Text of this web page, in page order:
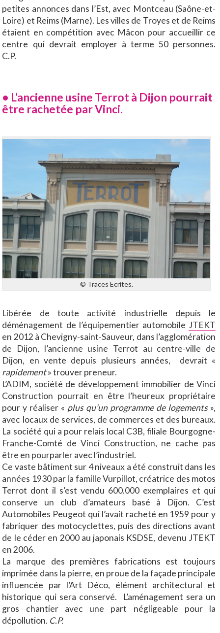
petites annonces dans l’Est, avec Montceau (Saône-et-
Loire) et Reims (Marne). Les villes de Troyes et de Reims
étaient en compétition avec Mâcon pour accueillir ce
centre qui devrait employer à terme 50 personnes.
C.P.
• L’ancienne usine Terrot à Dijon pourrait
être rachetée par Vinci.
© Traces Ecrites.
Libérée de toute activité industrielle depuis le
déménagement de l’équipementier automobile JTEKT
en 2012 à Chevigny-saint-Sauveur, dans l’agglomération
de Dijon, l’ancienne usine Terrot au centre-ville de
Dijon, en vente depuis plusieurs années, devrait «
rapidement» trouver preneur.
L’ADIM, société de développement immobilier de Vinci
Construction pourrait en être l’heureux propriétaire
pour y réaliser « plus qu’un programme de logements»,
avec locaux de services, de commerces et des bureaux.
La société qui a pour relais local C3B, filiale Bourgogne-
Franche-Comté de Vinci Construction, ne cache pas
être en pourparler avec l’industriel.
Ce vaste bâtiment sur 4 niveaux a été construit dans les
années 1930 par la famille Vurpillot, créatrice des motos
Terrot dont il s’est vendu 600.000 exemplaires et qui
conserve un club d’amateurs basé à Dijon. C’est
Automobiles Peugeot qui l’avait racheté en 1959 pour y
fabriquer des motocyclettes, puis des directions avant
de le céder en 2000 au japonais KSDSE, devenu JTEKT
en 2006.
La marque des premières fabrications est toujours
imprimée dans la pierre, en proue de la façade principale
influencée par l’Art Déco, élément architectural et
historique qui sera conservé. L’aménagement sera un
gros chantier avec une part négligeable pour la
dépollution. C.P.